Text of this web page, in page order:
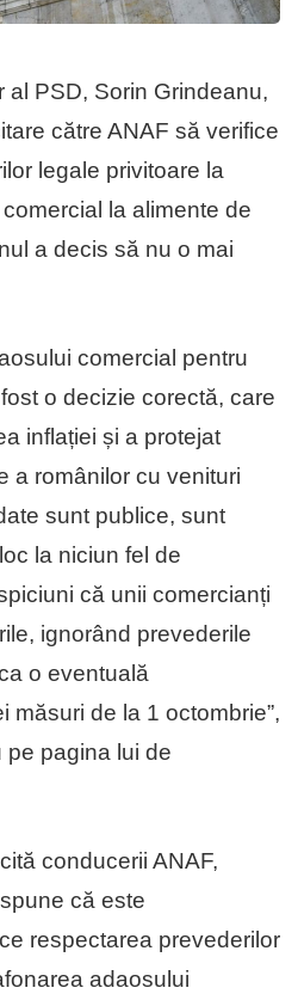
al PSD, Sorin Grindeanu,
către ANAF să verifice
legale privitoare la
la alimente de
a decis să nu o mai
comercial pentru
o decizie corectă, care
inflației și a protejat
a românilor cu venituri
sunt publice, sunt
la niciun fel de
că unii comercianți
ignorând prevederile
o eventuală
măsuri de la 1 octombrie”,
pe pagina lui de
conducerii ANAF,
că este
respectarea prevederilor
adaosului